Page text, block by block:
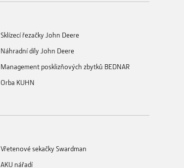
Sklízecí řezačky John Deere
Náhradní díly John Deere
Management posklizňových zbytků BEDNAR
Orba KUHN
Vřetenové sekačky Swardman
AKU nářadí